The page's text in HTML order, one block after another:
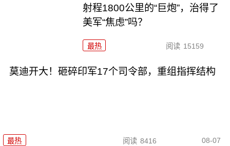
射程1800公里的“巨炮”，治得了
美军“焦虑”吗？
最热 阅读 15159
莫迪开大！砸碎印军17个司令部，重组指挥结构
最热 阅读 8416 08-07